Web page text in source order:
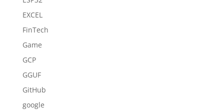
EXCEL
FinTech
Game
GCP
GGUF
GitHub
google